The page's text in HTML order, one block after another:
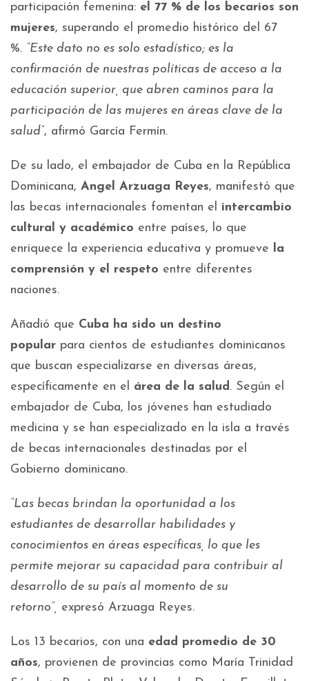
participación femenina: el 77 % de los becarios son
mujeres, superando el promedio histórico del 67
%. “Este dato no es solo estadístico; es la
confirmación de nuestras políticas de acceso a la
educación superior, que abren caminos para la
participación de las mujeres en áreas clave de la
salud”, afirmó García Fermín.
De su lado, el embajador de Cuba en la República
Dominicana, Angel Arzuaga Reyes, manifestó que
las becas internacionales fomentan el intercambio
cultural y académico entre países, lo que
enriquece la experiencia educativa y promueve la
comprensión y el respeto entre diferentes
naciones.
Añadió que Cuba ha sido un destino
popular para cientos de estudiantes dominicanos
que buscan especializarse en diversas áreas,
específicamente en el área de la salud. Según el
embajador de Cuba, los jóvenes han estudiado
medicina y se han especializado en la isla a través
de becas internacionales destinadas por el
Gobierno dominicano.
“Las becas brindan la oportunidad a los
estudiantes de desarrollar habilidades y
conocimientos en áreas específicas, lo que les
permite mejorar su capacidad para contribuir al
desarrollo de su país al momento de su
retorno”, expresó Arzuaga Reyes.
Los 13 becarios, con una edad promedio de 30
años, provienen de provincias como María Trinidad